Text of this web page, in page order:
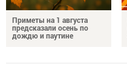
Приметы на 1 августа
предсказали осень по
дождю и паутине